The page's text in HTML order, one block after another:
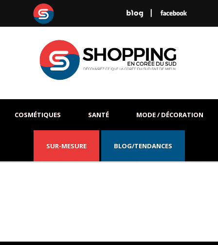
COSMÉTIQUES SANTÉ MODE / DÉCORATION
SUR-MESURE BLOG/TENDANCES